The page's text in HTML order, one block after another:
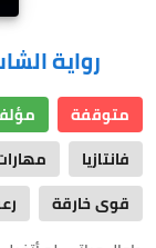
رواية
متوقفة
فانتازيا
قوى خارقة